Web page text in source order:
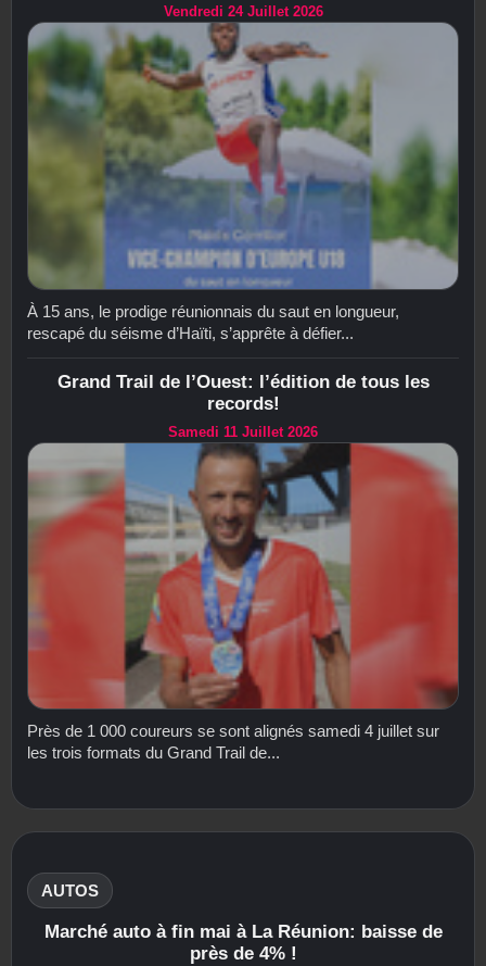
Vendredi 24 Juillet 2026
À 15 ans, le prodige réunionnais du saut en longueur,
rescapé du séisme d’Haïti, s’apprête à défier...
Grand Trail de l’Ouest: l’édition de tous les
records!
Samedi 11 Juillet 2026
Près de 1 000 coureurs se sont alignés samedi 4 juillet sur
les trois formats du Grand Trail de...
AUTOS
Marché auto à fin mai à La Réunion: baisse de
près de 4% !